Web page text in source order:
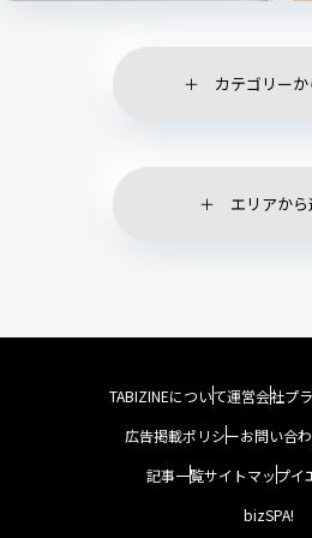
カテゴリー
エリアか
TABIZINEについて運営会社プ
広告掲載ポリシーお問い合
記事一覧サイトマップイ
bizSPA!